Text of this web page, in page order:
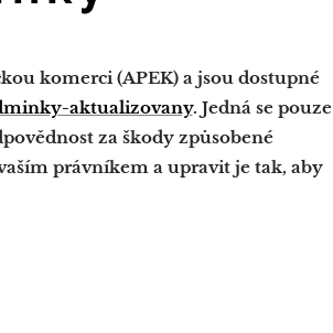
komerci (APEK) a jsou dostupné
aktualizovany. Jedná se pouze
za škody způsobené
právníkem a upravit je tak, aby